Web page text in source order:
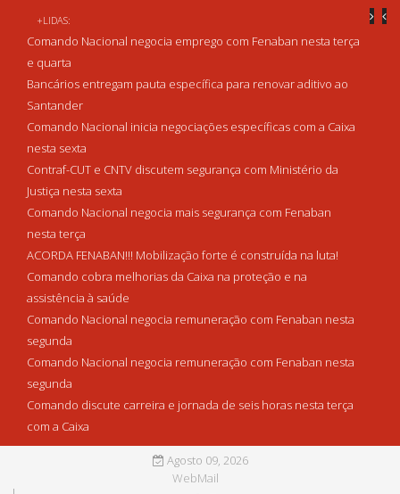
+LIDAS:
Comando Nacional negocia emprego com Fenaban nesta terça
e quarta
Bancários entregam pauta específica para renovar aditivo ao
Santander
Comando Nacional inicia negociações específicas com a Caixa
nesta sexta
Contraf-CUT e CNTV discutem segurança com Ministério da
Justiça nesta sexta
Comando Nacional negocia mais segurança com Fenaban
nesta terça
ACORDA FENABAN!!! Mobilização forte é construída na luta!
Comando cobra melhorias da Caixa na proteção e na
assistência à saúde
Comando Nacional negocia remuneração com Fenaban nesta
segunda
Comando Nacional negocia remuneração com Fenaban nesta
segunda
Comando discute carreira e jornada de seis horas nesta terça
com a Caixa
Agosto 09, 2026
WebMail